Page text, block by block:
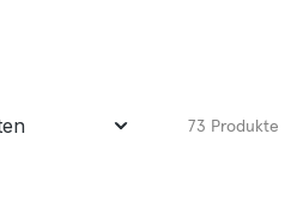
73 Produkte